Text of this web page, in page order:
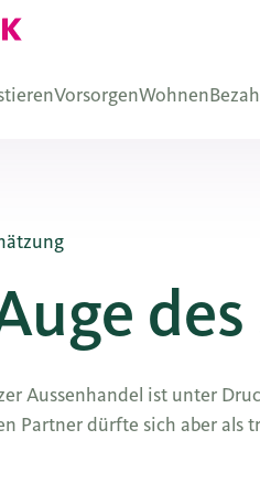
VorsorgenWohnen
Aussenhandel ist unter
Partner dürfte sich aber als